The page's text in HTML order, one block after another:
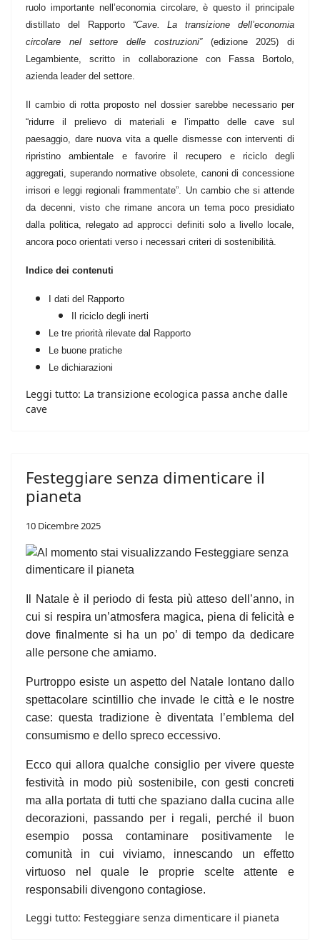
ruolo importante nell’economia circolare, è questo il principale
distillato del Rapporto “Cave. La transizione dell’economia
circolare nel settore delle costruzioni”(edizione 2025) di
Legambiente, scritto in collaborazione con Fassa Bortolo,
azienda leader del settore.
Il cambio di rotta proposto nel dossier sarebbe necessario per
“ridurre il prelievo di materiali e l’impatto delle cave sul
paesaggio, dare nuova vita a quelle dismesse con interventi di
ripristino ambientale e favorire il recupero e riciclo degli
aggregati, superando normative obsolete, canoni di concessione
irrisori e leggi regionali frammentate”. Un cambio che si attende
da decenni, visto che rimane ancora un tema poco presidiato
dalla politica, relegato ad approcci definiti solo a livello locale,
ancora poco orientati verso i necessari criteri di sostenibilità.
Indice dei contenuti
I dati del Rapporto
Il riciclo degli inerti
Le tre priorità rilevate dal Rapporto
Le buone pratiche
Le dichiarazioni
Leggi tutto: La transizione ecologica passa anche dalle
cave
Festeggiare senza dimenticare il
pianeta
10 Dicembre 2025
Il Natale è il periodo di festa più atteso dell’anno, in
cui si respira un’atmosfera magica, piena di felicità e
dove finalmente si ha un po’ di tempo da dedicare
alle persone che amiamo.
Purtroppo esiste un aspetto del Natale lontano dallo
spettacolare scintillio che invade le città e le nostre
case: questa tradizione è diventata l’emblema del
consumismo e dello spreco eccessivo.
Ecco qui allora qualche consiglio per vivere queste
festività in modo più sostenibile, con gesti concreti
ma alla portata di tutti che spaziano dalla cucina alle
decorazioni, passando per i regali, perché il buon
esempio possa contaminare positivamente le
comunità in cui viviamo, innescando un effetto
virtuoso nel quale le proprie scelte attente e
responsabili divengono contagiose.
Leggi tutto: Festeggiare senza dimenticare il pianeta